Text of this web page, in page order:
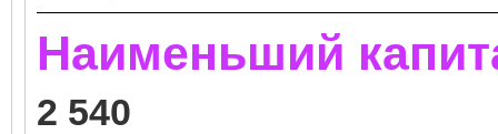
Наименьший
2 540